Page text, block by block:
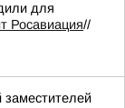
для
Росавиация//
заместителей